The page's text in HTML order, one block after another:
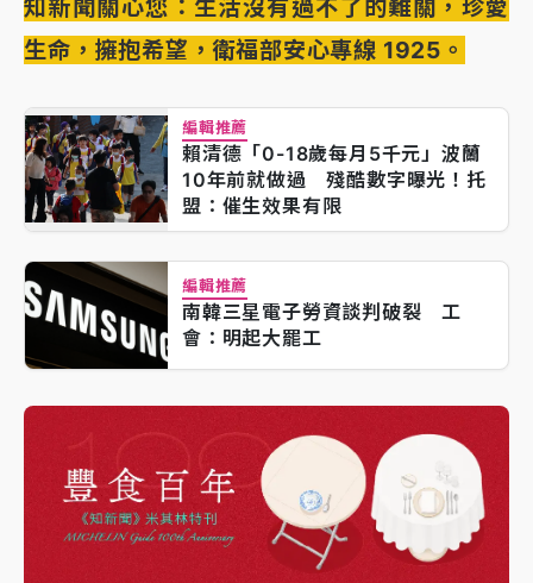
知新聞關心您：生活沒有過不了的難關，珍愛
生命，擁抱希望，衛福部安心專線 1925。
編輯推薦
賴清德「0-18歲每月5千元」波蘭
10年前就做過 殘酷數字曝光！托
盟：催生效果有限
編輯推薦
南韓三星電子勞資談判破裂 工
會：明起大罷工